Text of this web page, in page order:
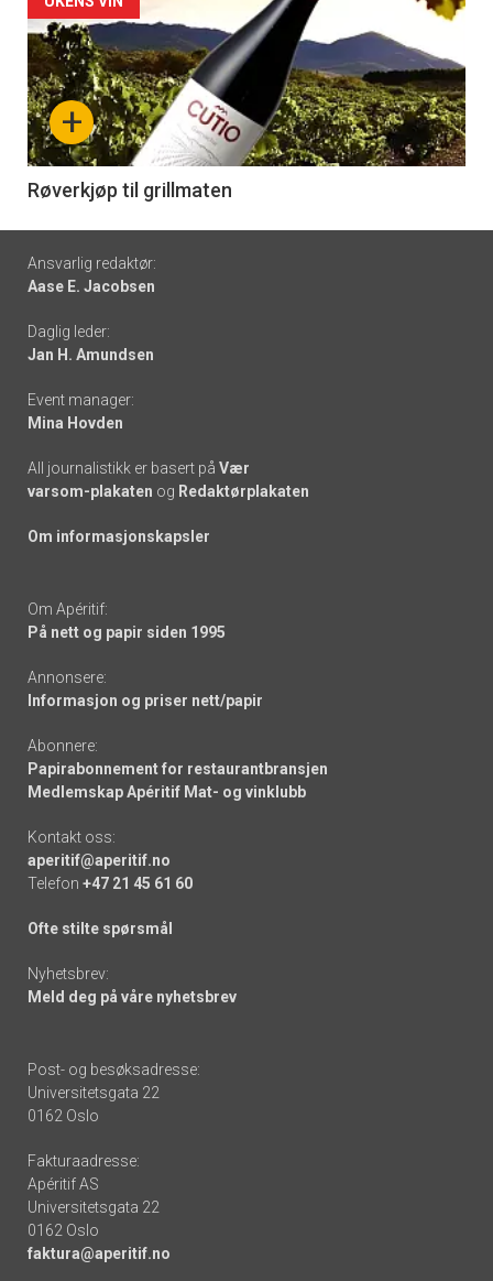
akkurat
nå
-
6
+
Røverkjøp til grillmaten
Footer
-
links
Ansvarlig redaktør:
Aase E. Jacobsen
Daglig leder:
Jan H. Amundsen
Event manager:
Mina Hovden
All journalistikk er basert på Vær
varsom-plakaten og Redaktørplakaten
Om informasjonskapsler
Om Apéritif:
På nett og papir siden 1995
Annonsere:
Informasjon og priser nett/papir
Abonnere:
Papirabonnement for restaurantbransjen
Medlemskap Apéritif Mat- og vinklubb
Kontakt oss:
aperitif@aperitif.no
Telefon +47 21 45 61 60
Ofte stilte spørsmål
Nyhetsbrev:
Meld deg på våre nyhetsbrev
Post- og besøksadresse:
Universitetsgata 22
0162 Oslo
Fakturaadresse:
Apéritif AS
Universitetsgata 22
0162 Oslo
faktura@aperitif.no